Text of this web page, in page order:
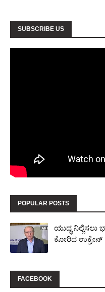
SUBSCRIBE US
POPULAR POSTS
ಯುದ್ಧ ನಿಲ್ಲಿಸಲು
ಕೋರಿದ ಉಕ್ರೇನ್
FACEBOOK